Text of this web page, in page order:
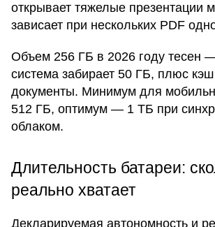
открывает тяжелые презентации
зависает при нескольких PDF
Объем 256 ГБ в 2026 году тесен
система забирает 50 ГБ, плюс
документы. Минимум для
512 ГБ, оптимум — 1 ТБ при
облаком.
Длительность батареи:
реально хватает
Декларируемая автономность и